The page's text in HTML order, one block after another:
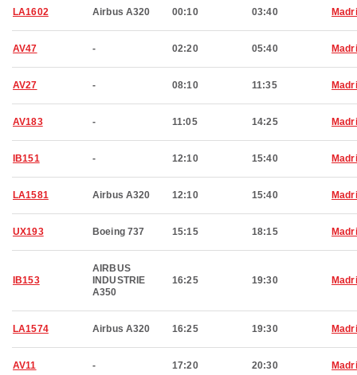
LA1602 Airbus A320 00:10 03:40
AV47 - 02:20 05:40
AV27 - 08:10 11:35
AV183 - 11:05 14:25
IB151 - 12:10 15:40
LA1581 Airbus A320 12:10 15:40
UX193 Boeing 737 15:15 18:15
IB153
AIRBUS
INDUSTRIE
A350
16:25 19:30
LA1574 Airbus A320 16:25 19:30
AV11 - 17:20 20:30